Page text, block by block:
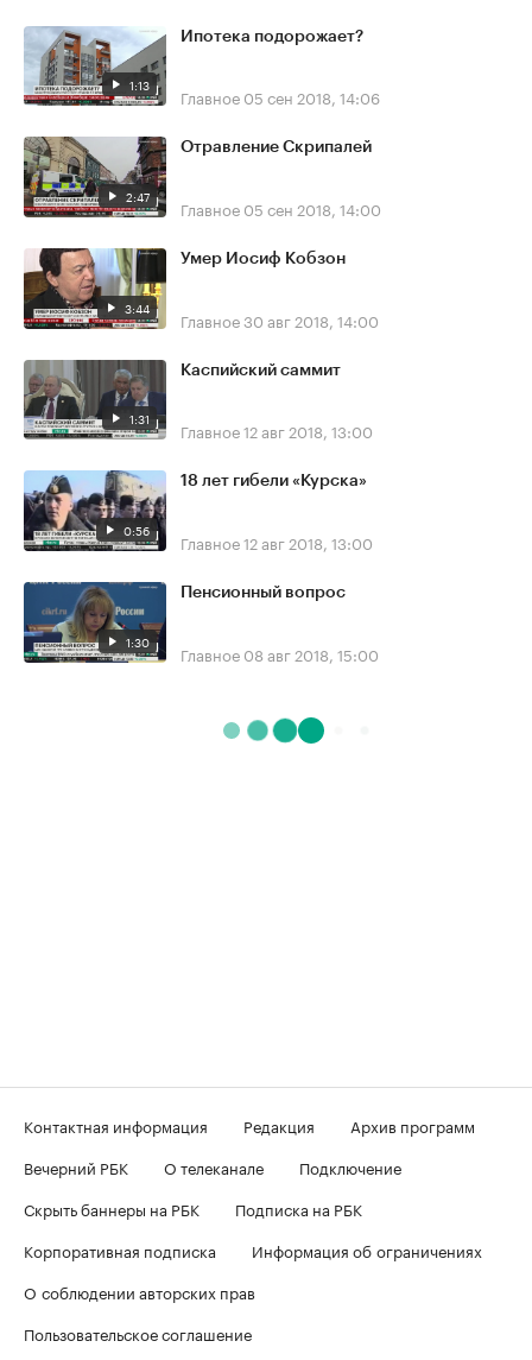
1:13
Ипотека подорожает?
Главное 05 сен 2018, 14:06
2:47
Отравление Скрипалей
Главное 05 сен 2018, 14:00
3:44
Умер Иосиф Кобзон
Главное30 авг 2018, 14:00
1:31
Каспийский саммит
Главное12 авг 2018, 13:00
0:56
18 лет гибели «Курска»
Главное12 авг 2018, 13:00
1:30
Пенсионный вопрос
Главное 08 авг 2018, 15:00
Контактная информация Редакция
Архив программ
Вечерний РБК
О телеканале
Подключение
Скрыть баннеры на РБК
Подписка на РБК
Корпоративная подписка
Информация об ограничениях
О соблюдении авторских прав
Пользовательское соглашение